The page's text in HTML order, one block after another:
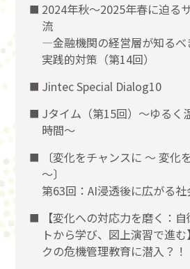
2024年秋～2025年春に迫る
流
―金融機関の経営層が知るべ
実践的対策（第14回）
Jintec Special Dialog10
Jタイム（第15回）～ゆるく
時間～
〔変化をチャンスに 〜 変化
〜〕
第63回：AI浸透後に広がる社
【変化への対応力を磨く：
トから学び、図上演習で進
クの危機管理教育に潜入？！